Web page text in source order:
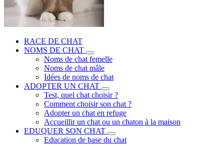
RACE DE CHAT
NOMS DE CHAT
Noms de chat femelle
Noms de chat mâle
Idées de noms de chat
ADOPTER UN CHAT
Test, quel chat choisir ?
Comment choisir son chat ?
Adopter un chat en refuge
Accueillir un chat ou un chaton à la maison
EDUQUER SON CHAT
Education de base du chat